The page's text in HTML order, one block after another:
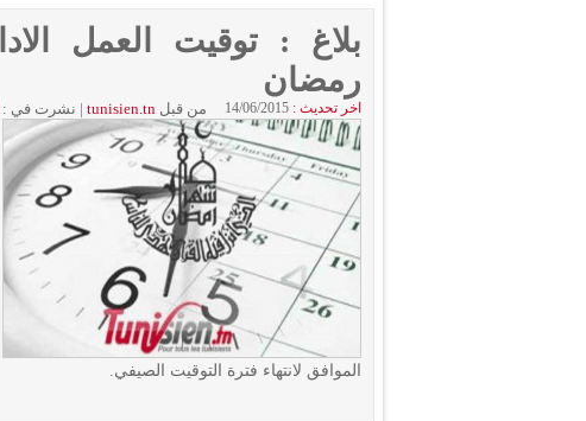
بلاغ : توقيت العمل
رمضان
اخر تحديث : 14/06/2015 من قبلtunisien.tn
| نشرت في :
الموافق لانتهاء فترة التوقيت الصيفي.